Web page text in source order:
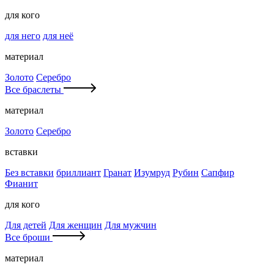
для кого
для него для неё
материал
Золото Серебро
Все браслеты
материал
Золото Серебро
вставки
Без вставки бриллиант Гранат Изумруд Рубин Сапфир
Фианит
для кого
Для детей Для женщин Для мужчин
Все броши
материал